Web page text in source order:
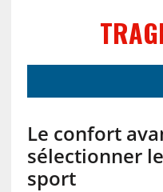
Le confort
sélectionner
sport